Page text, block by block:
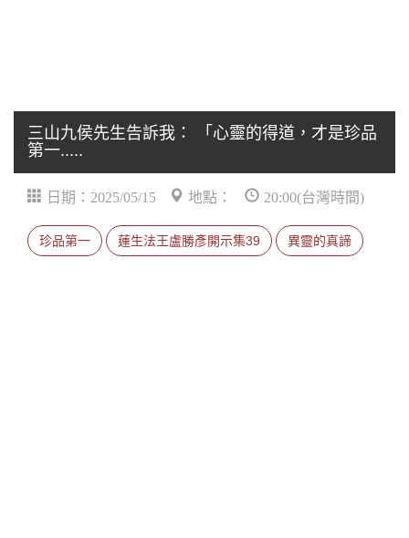
三山九侯先生告訴我： 「心靈的得道，才是珍品
第一.....
日期：2025/05/15 地點： 20:00(台灣時間)
珍品第一 蓮生法王盧勝彥開示集39 異靈的真諦